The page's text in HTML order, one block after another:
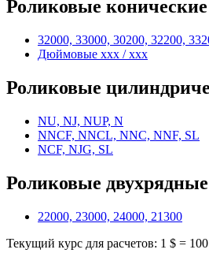
Роликовые конические
32000, 33000, 30200, 32200,
Дюймовые xxx / xxx
Роликовые
NU, NJ, NUP, N
NNCF, NNCL, NNC, NNF, SL
NCF, NJG, SL
Роликовые двухрядные
22000, 23000, 24000, 21300
Текущий курс для расчетов: 1 $ =